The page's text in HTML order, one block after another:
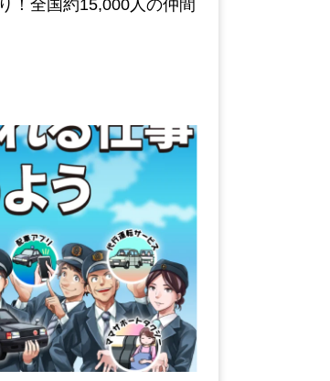
全国約15,000人の仲間